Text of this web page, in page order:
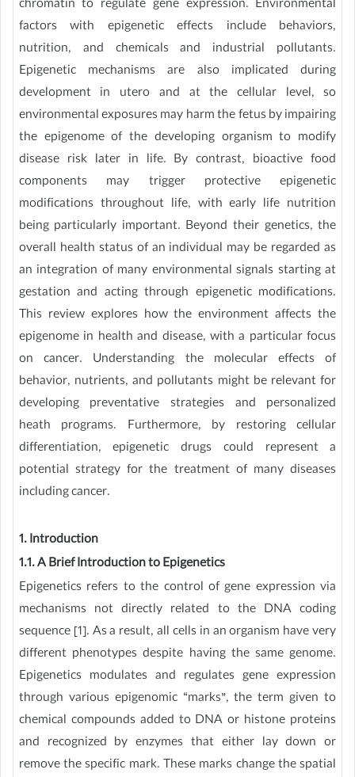
chromatin to regulate gene expression. Environmental
factors with epigenetic effects include behaviors,
nutrition, and chemicals and industrial pollutants.
Epigenetic mechanisms are also implicated during
development in utero and at the cellular level, so
environmental exposures may harm the fetus by impairing
the epigenome of the developing organism to modify
disease risk later in life. By contrast, bioactive food
components may trigger protective epigenetic
modifications throughout life, with early life nutrition
being particularly important. Beyond their genetics, the
overall health status of an individual may be regarded as
an integration of many environmental signals starting at
gestation and acting through epigenetic modifications.
This review explores how the environment affects the
epigenome in health and disease, with a particular focus
on cancer. Understanding the molecular effects of
behavior, nutrients, and pollutants might be relevant for
developing preventative strategies and personalized
heath programs. Furthermore, by restoring cellular
differentiation, epigenetic drugs could represent a
potential strategy for the treatment of many diseases
including cancer.
1. Introduction
1.1. A Brief Introduction to Epigenetics
Epigenetics refers to the control of gene expression via
mechanisms not directly related to the DNA coding
sequence [1]. As a result, all cells in an organism have very
different phenotypes despite having the same genome.
Epigenetics modulates and regulates gene expression
through various epigenomic “marks”, the term given to
chemical compounds added to DNA or histone proteins
and recognized by enzymes that either lay down or
remove the specific mark. These marks change the spatial